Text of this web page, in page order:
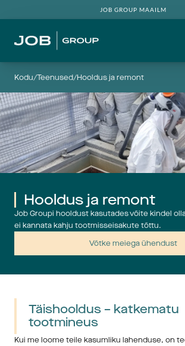
JOB GROUP MAAILM
Kodu/Teenused/Hooldus ja remont
Hooldus ja remont
Job Groupi hooldust kasutades võite kindel
ei kannata kahju tootmisseisakute tõttu.
Võtke meiega ühendust
Täishooldus – katkematu
tootmineus
Kui me loome teile kasumliku lahenduse, on